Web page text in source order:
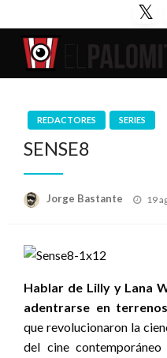
al
contenido
Tu espacio de la industria
REDACTORES SERIES
SENSE8
Jorge Bastante 19
Hablar de Lilly y Lana
adentrarse en
que revolucionaron la
del cine contemporáneo